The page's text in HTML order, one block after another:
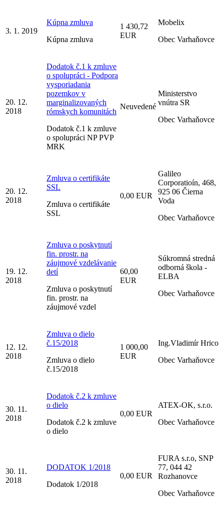
3. 1. 2019
Kúpna zmluva
Kúpna zmluva
1 430,72
EUR
Mobelix
Obec Varhaňovce
20. 12.
2018
Dodatok č.1 k zmluve
o spolupráci - Podpora
vysporiadania
pozemkov v
marginalizovaných
rómskych komunitách
Dodatok č.1 k zmluve
o spolupráci NP PVP
MRK
Neuvedené
Ministerstvo
vnútra SR
Obec Varhaňovce
20. 12.
2018
Zmluva o certifikáte
SSL
Zmluva o certifikáte
SSL
0,00 EUR
Galileo
Corporatioín, 468,
925 06 Čierna
Voda
Obec Varhaňovce
19. 12.
2018
Zmluva o poskytnutí
fin. prostr. na
záujmové vzdelávanie
detí
Zmluva o poskytnutí
fin. prostr. na
záujmové vzdel
60,00
EUR
Súkromná stredná
odborná škola -
ELBA
Obec Varhaňovce
12. 12.
2018
Zmluva o dielo
č.15/2018
Zmluva o dielo
č.15/2018
1 000,00
EUR
Ing.Vladimír Hrico
Obec Varhaňovce
30. 11.
2018
Dodatok č.2 k zmluve
o dielo
Dodatok č.2 k zmluve
o dielo
0,00 EUR
ATEX-OK, s.r.o.
Obec Varhaňovce
30. 11.
2018
DODATOK 1/2018
Dodatok 1/2018
0,00 EUR
FURA s.r.o, SNP
77, 044 42
Rozhanovce
Obec Varhaňovce